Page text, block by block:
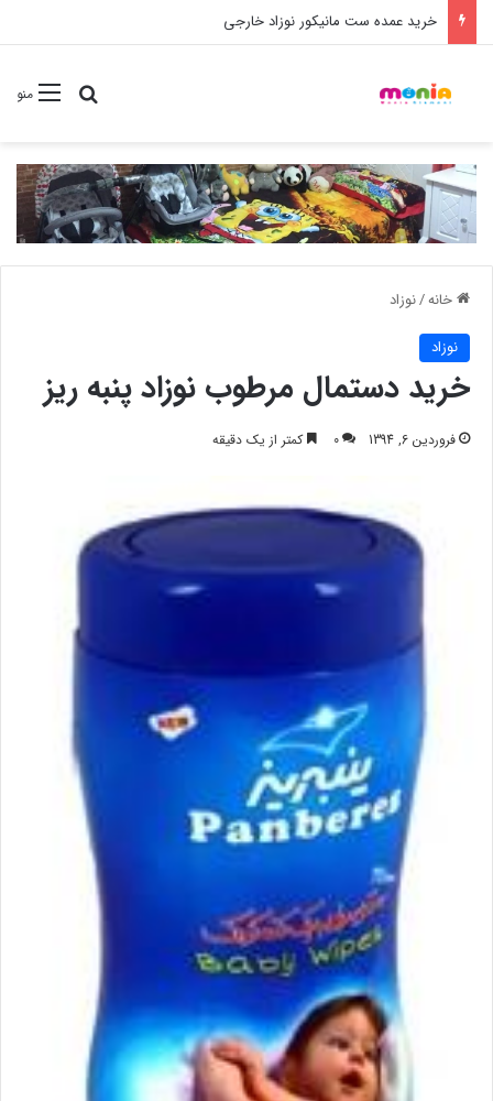
خرید شامپو سر و بدن 500 میل کودک موستلا
منوجستجو
خانه/نوزاد
نوزاد
خرید دستمال مرطوب نوزاد پنبه ریز
فروردین 6, 1394 0 کمتر از یک دقیقه